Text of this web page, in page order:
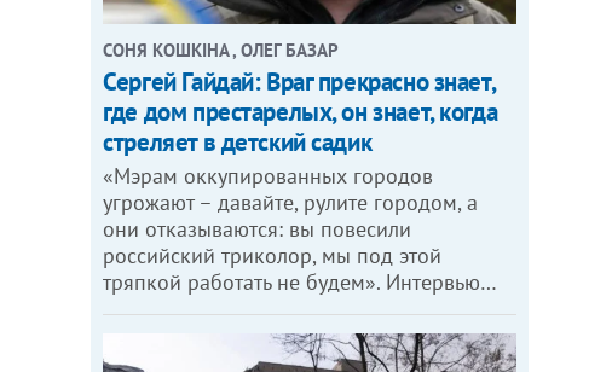
СОНЯ КОШКІНА , ОЛЕГ БАЗАР
Сергей Гайдай: Враг прекрасно знает,
где дом престарелых, он знает, когда
стреляет в детский садик
«Мэрам оккупированных городов
угрожают – давайте, рулите городом, а
они отказываются: вы повесили
российский триколор, мы под этой
тряпкой работать не будем». Интервью…